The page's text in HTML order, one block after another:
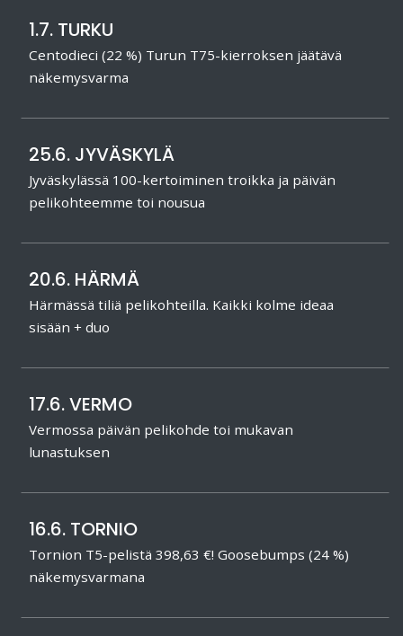
1.7. TURKU
Centodieci (22 %) Turun T75-kierroksen jäätävä
näkemysvarma
25.6. JYVÄSKYLÄ
Jyväskylässä 100-kertoiminen troikka ja päivän
pelikohteemme toi nousua
20.6. HÄRMÄ
Härmässä tiliä pelikohteilla. Kaikki kolme ideaa
sisään + duo
17.6. VERMO
Vermossa päivän pelikohde toi mukavan
lunastuksen
16.6. TORNIO
Tornion T5-pelistä 398,63 €! Goosebumps (24 %)
näkemysvarmana